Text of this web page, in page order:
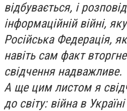
відбувається, і
інформаційній війні,
Російська Федерація,
навіть сам факт
свідчення надважливе.
А ще цим листом я
до світу: війна в